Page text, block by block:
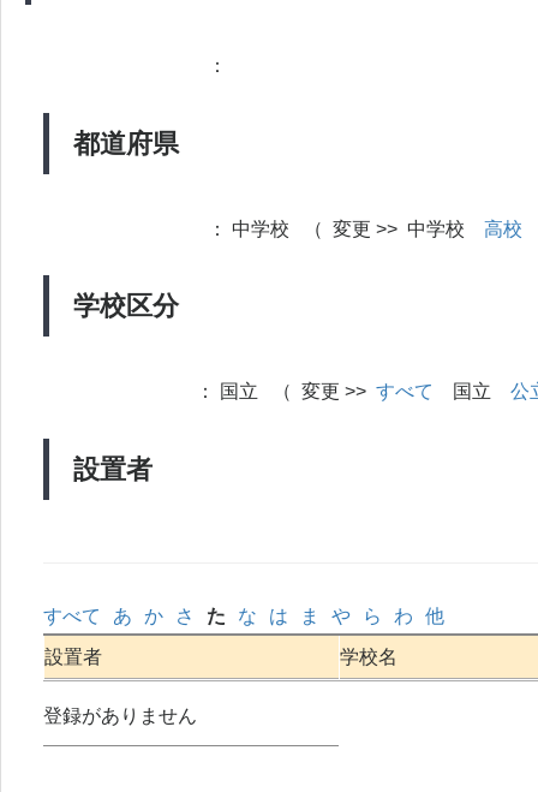
都道府県
：
学校区分
： 中学校 （ 変更 >> 中学校 高校
設置者
： 国立 （ 変更 >> すべて 国立 公
すべて あ か さ た な は ま や ら わ
他
設置者
学校名
登録がありません